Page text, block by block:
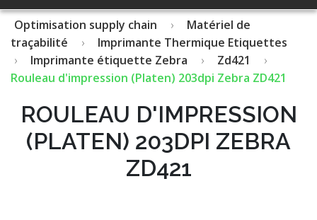
Optimisation supply chain
Matériel de
traçabilité
Imprimante Thermique Etiquettes
Imprimante étiquette Zebra
Zd421
Rouleau d'impression (Platen) 203dpi Zebra ZD421
ROULEAU D'IMPRESSION
(PLATEN) 203DPI ZEBRA
ZD421